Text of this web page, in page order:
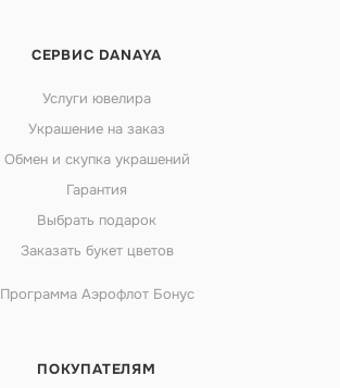
СЕРВИС DANAYA
Услуги ювелира
Украшение на заказ
Обмен и скупка украшений
Гарантия
Выбрать подарок
Заказать букет цветов
Программа Аэрофлот Бонус
ПОКУПАТЕЛЯМ